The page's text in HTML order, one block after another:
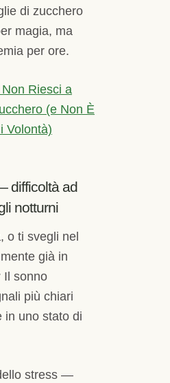
di zucchero
magia, ma
per ore.
Riesci a
(e Non È
Volontà)
difficoltà ad
notturni
o ti svegli nel
già in
Il sonno
più chiari
in uno stato di
stress —